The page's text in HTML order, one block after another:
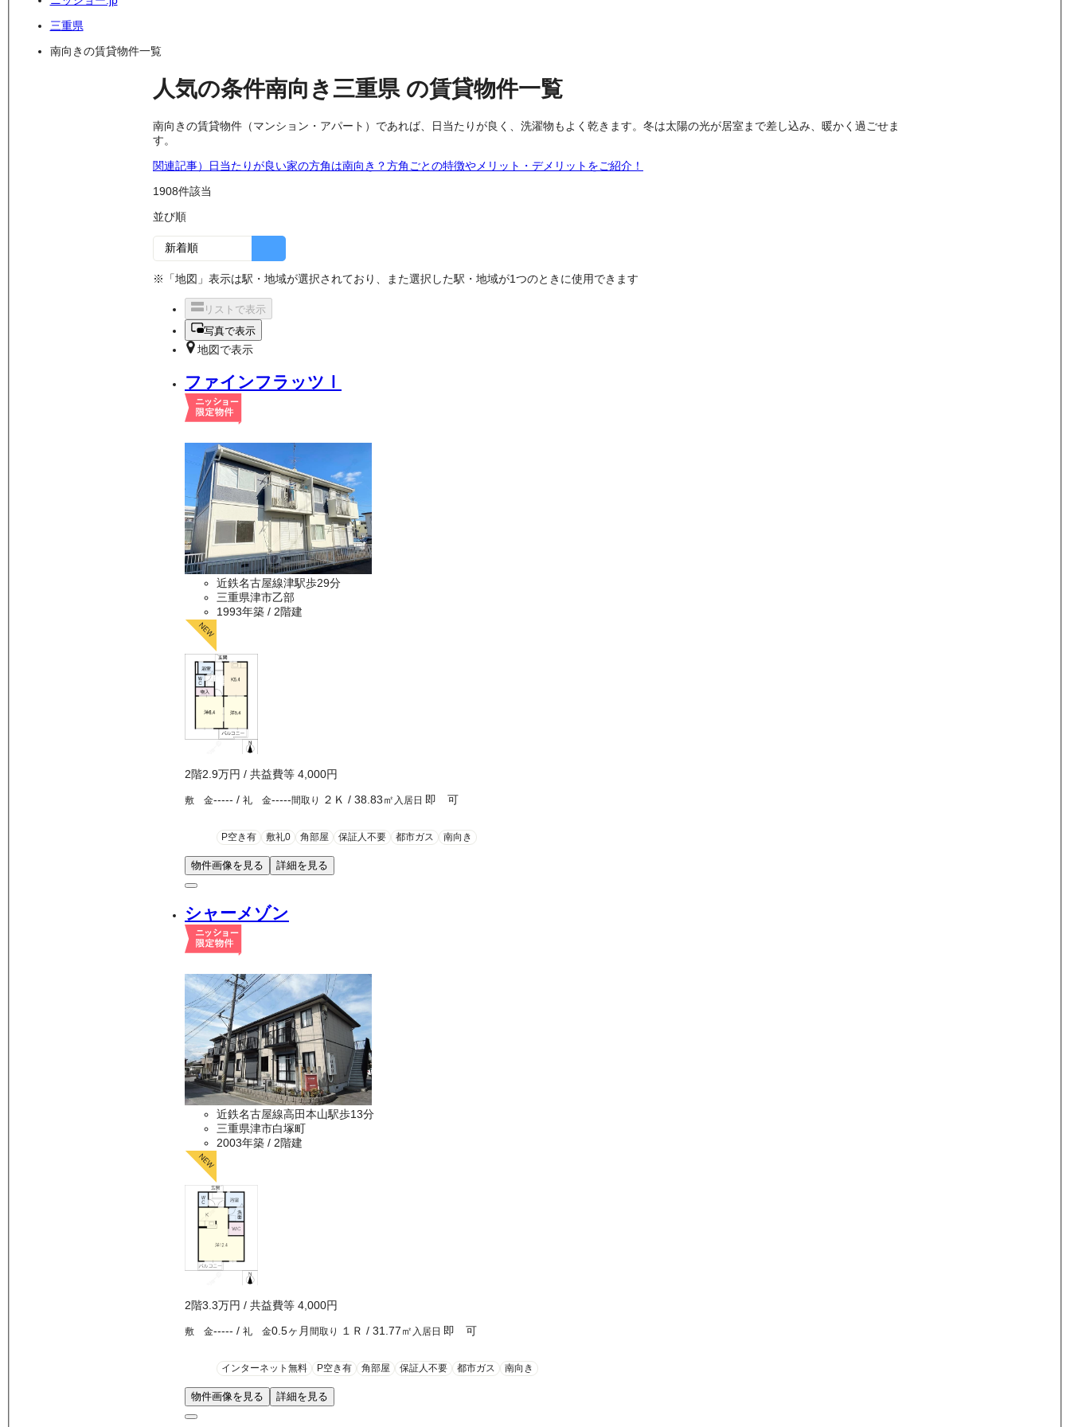
三重県
南向きの賃貸物件一覧
人気の条件南向き三重県 の賃貸物件一覧
南向きの賃貸物件（マンション・アパート）であれば、日当たりが良く、洗濯物もよく乾きます。冬は太陽の光が居室まで差し込み、暖かく過ごせま
す。
関連記事）日当たりが良い家の方角は南向き？方角ごとの特徴やメリット・デメリットをご紹介！
1908件該当
並び順
※「地図」表示は駅・地域が選択されており、また選択した駅・地域が1つのときに使用できます
リストで表示
写真で表示
地図で表示
ファインフラッツⅠ
近鉄名古屋線津駅歩29分
三重県津市乙部
1993年築 / 2階建
2階2.9万円 / 共益費等 4,000円
敷 金----- / 礼 金-----間取り ２Ｋ / 38.83㎡ 入居日 即 可
P空き有 敷礼0 角部屋 保証人不要 都市ガス 南向き
物件画像を見る 詳細を見る
シャーメゾン
近鉄名古屋線高田本山駅歩13分
三重県津市白塚町
2003年築 / 2階建
2階3.3万円 / 共益費等 4,000円
敷 金----- / 礼 金0.5ヶ月 間取り １Ｒ / 31.77㎡ 入居日 即 可
インターネット無料 P空き有 角部屋 保証人不要 都市ガス 南向き
物件画像を見る 詳細を見る